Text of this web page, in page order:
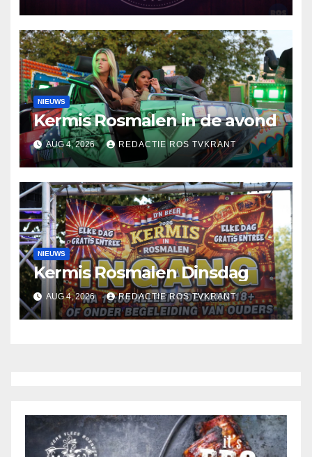
NIEUWS
Kermis Rosmalen in de avond
AUG 4, 2026 REDACTIE ROS TVKRANT
NIEUWS
Kermis Rosmalen Dinsdag
AUG 4, 2026 REDACTIE ROS TVKRANT